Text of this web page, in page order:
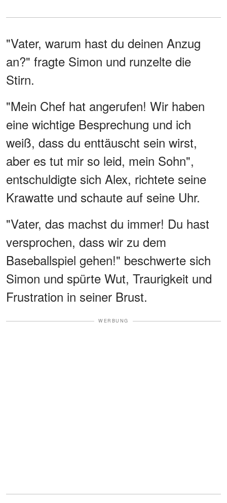
"Vater, warum hast du deinen Anzug
an?" fragte Simon und runzelte die
Stirn.
"Mein Chef hat angerufen! Wir haben
eine wichtige Besprechung und ich
weiß, dass du enttäuscht sein wirst,
aber es tut mir so leid, mein Sohn",
entschuldigte sich Alex, richtete seine
Krawatte und schaute auf seine Uhr.
"Vater, das machst du immer! Du hast
versprochen, dass wir zu dem
Baseballspiel gehen!" beschwerte sich
Simon und spürte Wut, Traurigkeit und
Frustration in seiner Brust.
WERBUNG